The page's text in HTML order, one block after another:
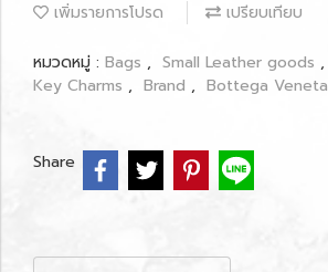
เพิ่มรายการโปรด เปรียบเทียบ
หมวดหมู่ : Bags , Small Leather goods ,
Key Charms , Brand , Bottega Veneta
Share